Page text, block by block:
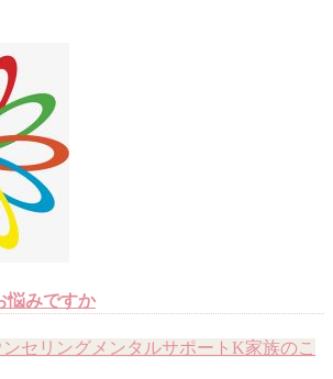
悩みですか
ンセリング メンタルサポートK家族のこ